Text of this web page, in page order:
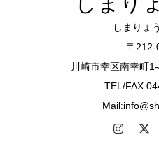
しまりょ
〒
川崎市幸区南幸町
TEL/